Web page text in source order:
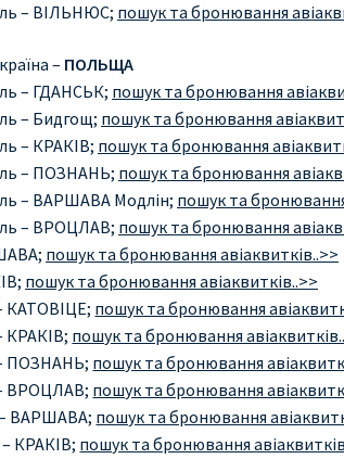
– ВІЛЬНЮС; пошук та бронювання
– ПОЛЬЩА
– ГДАНСЬК; пошук та бронювання
– Бидгощ; пошук та бронювання
– КРАКІВ; пошук та бронювання
– ПОЗНАНЬ; пошук та бронювання
– ВАРШАВА Модлін; пошук та
– ВРОЦЛАВ; пошук та бронювання
пошук та бронювання авіаквитків..>>
пошук та бронювання авіаквитків..>>
КАТОВІЦЕ; пошук та бронювання
КРАКІВ; пошук та бронювання
ПОЗНАНЬ; пошук та бронювання
ВРОЦЛАВ; пошук та бронювання
– ВАРШАВА; пошук та бронювання
КРАКІВ; пошук та бронювання